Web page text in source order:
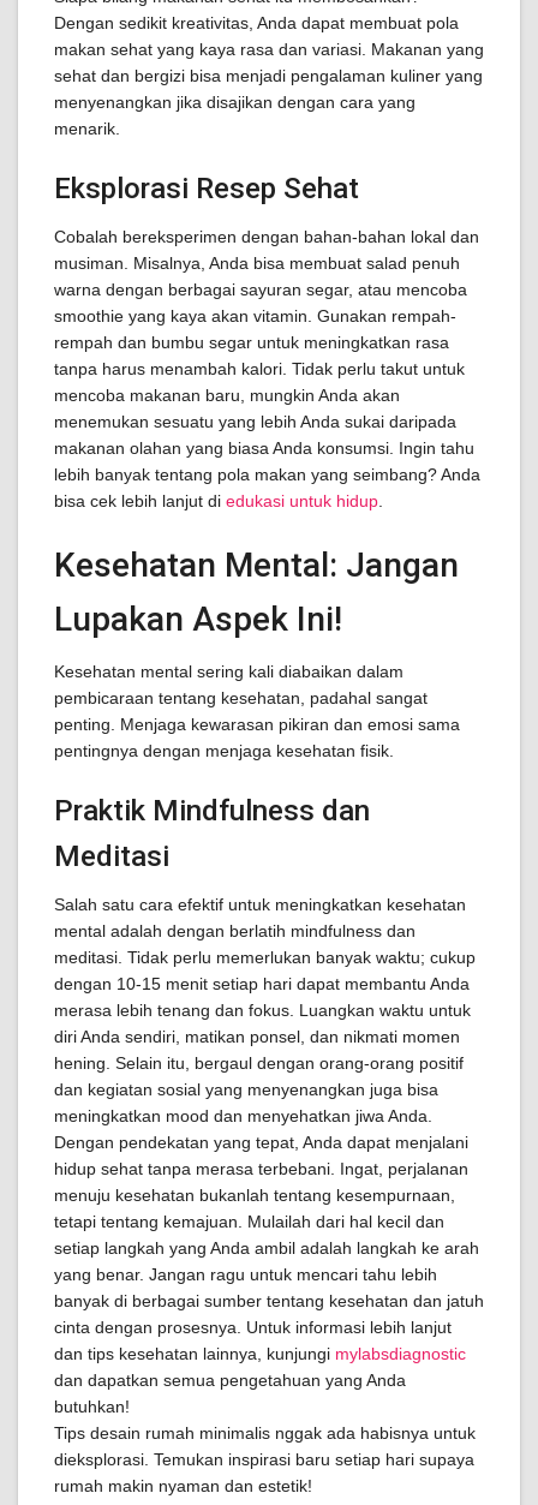
Dengan sedikit kreativitas, Anda dapat membuat pola
makan sehat yang kaya rasa dan variasi. Makanan yang
sehat dan bergizi bisa menjadi pengalaman kuliner yang
menyenangkan jika disajikan dengan cara yang
menarik.
Eksplorasi Resep Sehat
Cobalah bereksperimen dengan bahan-bahan lokal dan
musiman. Misalnya, Anda bisa membuat salad penuh
warna dengan berbagai sayuran segar, atau mencoba
smoothie yang kaya akan vitamin. Gunakan rempah-
rempah dan bumbu segar untuk meningkatkan rasa
tanpa harus menambah kalori. Tidak perlu takut untuk
mencoba makanan baru, mungkin Anda akan
menemukan sesuatu yang lebih Anda sukai daripada
makanan olahan yang biasa Anda konsumsi. Ingin tahu
lebih banyak tentang pola makan yang seimbang? Anda
bisa cek lebih lanjut di edukasi untuk hidup
Kesehatan Mental: Jangan
Lupakan Aspek Ini!
Kesehatan mental sering kali diabaikan dalam
pembicaraan tentang kesehatan, padahal sangat
penting. Menjaga kewarasan pikiran dan emosi sama
pentingnya dengan menjaga kesehatan fisik.
Praktik Mindfulness dan
Meditasi
Salah satu cara efektif untuk meningkatkan kesehatan
mental adalah dengan berlatih mindfulness dan
meditasi. Tidak perlu memerlukan banyak waktu; cukup
dengan 10-15 menit setiap hari dapat membantu Anda
merasa lebih tenang dan fokus. Luangkan waktu untuk
diri Anda sendiri, matikan ponsel, dan nikmati momen
hening. Selain itu, bergaul dengan orang-orang positif
dan kegiatan sosial yang menyenangkan juga bisa
meningkatkan mood dan menyehatkan jiwa Anda.
Dengan pendekatan yang tepat, Anda dapat menjalani
hidup sehat tanpa merasa terbebani. Ingat, perjalanan
menuju kesehatan bukanlah tentang kesempurnaan,
tetapi tentang kemajuan. Mulailah dari hal kecil dan
setiap langkah yang Anda ambil adalah langkah ke arah
yang benar. Jangan ragu untuk mencari tahu lebih
banyak di berbagai sumber tentang kesehatan dan jatuh
cinta dengan prosesnya. Untuk informasi lebih lanjut
dan tips kesehatan lainnya, kunjungi mylabsdiagnostic
dan dapatkan semua pengetahuan yang Anda
butuhkan!
Tips desain rumah minimalis nggak ada habisnya untuk
dieksplorasi. Temukan inspirasi baru setiap hari supaya
rumah makin nyaman dan estetik!